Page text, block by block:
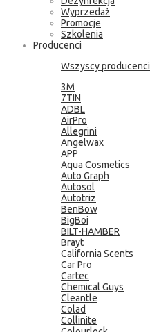
Wyprzedaż
Promocje
Szkolenia
Producenci
Wszyscy producenci
3M
7TIN
ADBL
AirPro
Allegrini
Angelwax
APP
Aqua Cosmetics
Auto Graph
Autosol
Autotriz
BenBow
BigBoi
BILT-HAMBER
Brayt
California Scents
Car Pro
Cartec
Chemical Guys
Cleantle
Colad
Collinite